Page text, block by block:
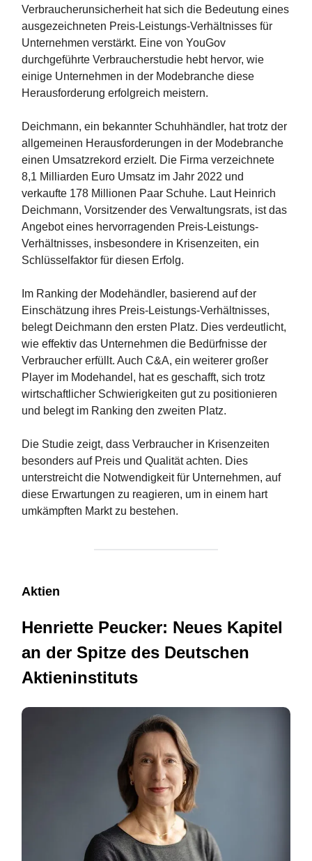
Verbraucherunsicherheit hat sich die Bedeutung eines
ausgezeichneten Preis-Leistungs-Verhältnisses für
Unternehmen verstärkt. Eine von YouGov
durchgeführte Verbraucherstudie hebt hervor, wie
einige Unternehmen in der Modebranche diese
Herausforderung erfolgreich meistern.
Deichmann, ein bekannter Schuhhändler, hat trotz der
allgemeinen Herausforderungen in der Modebranche
einen Umsatzrekord erzielt. Die Firma verzeichnete
8,1 Milliarden Euro Umsatz im Jahr 2022 und
verkaufte 178 Millionen Paar Schuhe. Laut Heinrich
Deichmann, Vorsitzender des Verwaltungsrats, ist das
Angebot eines hervorragenden Preis-Leistungs-
Verhältnisses, insbesondere in Krisenzeiten, ein
Schlüsselfaktor für diesen Erfolg.
Im Ranking der Modehändler, basierend auf der
Einschätzung ihres Preis-Leistungs-Verhältnisses,
belegt Deichmann den ersten Platz. Dies verdeutlicht,
wie effektiv das Unternehmen die Bedürfnisse der
Verbraucher erfüllt. Auch C&A, ein weiterer großer
Player im Modehandel, hat es geschafft, sich trotz
wirtschaftlicher Schwierigkeiten gut zu positionieren
und belegt im Ranking den zweiten Platz.
Die Studie zeigt, dass Verbraucher in Krisenzeiten
besonders auf Preis und Qualität achten. Dies
unterstreicht die Notwendigkeit für Unternehmen, auf
diese Erwartungen zu reagieren, um in einem hart
umkämpften Markt zu bestehen.
Aktien
Henriette Peucker: Neues Kapitel
an der Spitze des Deutschen
Aktieninstituts